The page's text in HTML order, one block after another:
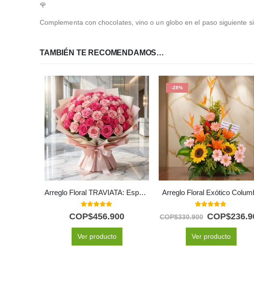
🌹
Complementa con chocolates, vino o un globo en el paso siguiente
TAMBIÉN TE RECOMENDAMOS…
Arreglo Floral TRAVIATA: Espectacular Ramo de 60 Rosas Fucsia y Rosadas 💝
5.00
COP$456.900
Ver producto
-28%
Arreglo Floral Exótico
out of 5
COP$330.900 COP$
Ver producto